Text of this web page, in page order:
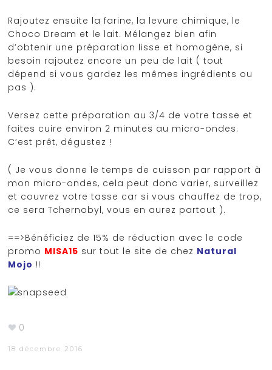
Rajoutez ensuite la farine, la levure chimique, le
Choco Dream et le lait. Mélangez bien afin
d’obtenir une préparation lisse et homogène, si
besoin rajoutez encore un peu de lait ( tout
dépend si vous gardez les mêmes ingrédients ou
pas ).
Versez cette préparation au 3/4 de votre tasse et
faites cuire environ 2 minutes au micro-ondes.
C’est prêt, dégustez !
( Je vous donne le temps de cuisson par rapport à
mon micro-ondes, cela peut donc varier, surveillez
et couvrez votre tasse car si vous chauffez de trop,
ce sera Tchernobyl, vous en aurez partout ).
==>Bénéficiez de 15% de réduction avec le code
promo MISA15 sur tout le site de chez Natural
Mojo !!
0
18 décembre 2016